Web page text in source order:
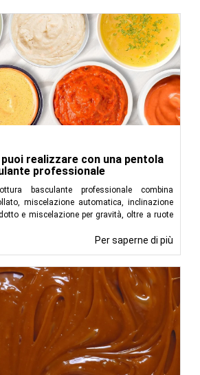
realizzare con una pentola
professionale
basculante professionale combina
miscelazione automatica, inclinazione
e miscelazione per gravità, oltre a ruote
Per saperne di più